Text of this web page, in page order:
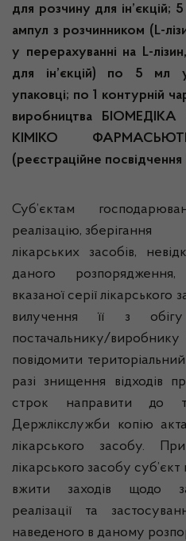
для розчину для ін’єкцій;
ампул з розчинником (L-
у перерахуванні на L-
для ін’єкцій) по 5 мл у
упаковці; по 1 контурній
виробництва
КІМІКО
(реєстраційне
Суб’єктам
реалізацію,
лікарських засобів,
даного розпорядження,
вказаної серії
вилучення її з
постачальнику/
повідомити
разі знищення відходів
строк направити до
Держлікслужби копію
лікарського засобу.
лікарського засобу
вжити заходів щодо
реалізації та
наведеного в даному